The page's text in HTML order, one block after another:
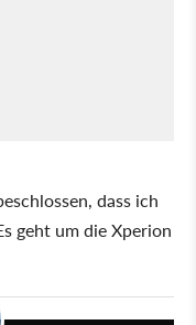
dass ich
geht um die Xperion
1:55